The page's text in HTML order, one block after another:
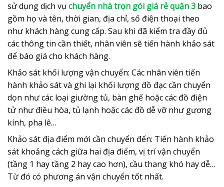
sử dụng dịch vụ chuyển nhà trọn gói giá rẻ quận 3 bao
gồm họ và tên, thời gian, địa chỉ, số điện thoại theo
như khách hàng cung cấp. Sau khi đã kiểm tra đầy đủ
các thông tin cần thiết, nhân viên sẽ tiến hành khảo sát
để báo giá cho khách hàng.
Khảo sát khối lượng vận chuyển: Các nhân viên tiến
hành khảo sát và ghi lại khối lượng đồ đạc cần chuyển
dọn như các loại giường tủ, bàn ghế hoặc các đồ điện
tử như điều hòa, tủ lạnh hoặc các đồ dễ vỡ như gương
kính, pha lê…
Khảo sát địa điểm mới cần chuyển đến: Tiến hành khảo
sát khoảng cách giữa hai địa điểm, vị trí vận chuyển
(tầng 1 hay tầng 2 hay cao hơn), cầu thang khó hay dễ…
Từ đó có phương án vận chuyển tốt nhất.